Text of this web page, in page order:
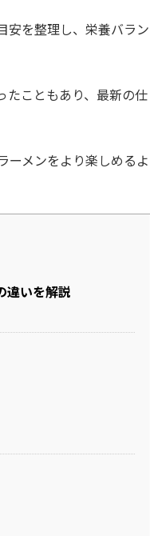
安を整理し、栄養バラン
たこともあり、最新の仕
ーメンをより楽しめるよ
違いを解説